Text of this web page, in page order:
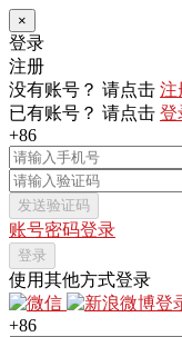
×
登录
注册
没有账号？ 请点击 注
已有账号？ 请点击 登
+86
发送验证码
账号密码登录
登录
使用其他方式登录
+86